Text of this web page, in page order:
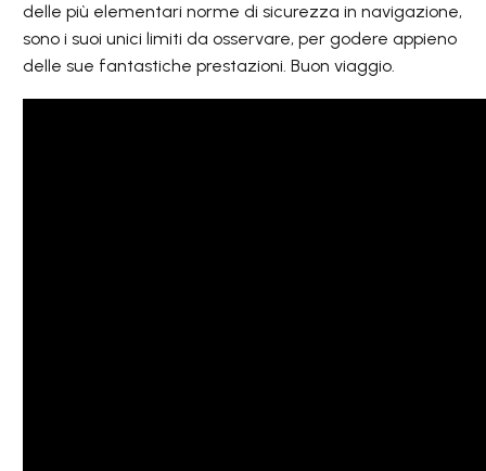
delle più elementari norme di sicurezza in navigazione,
sono i suoi unici limiti da osservare, per godere appieno
delle sue fantastiche prestazioni. Buon viaggio.